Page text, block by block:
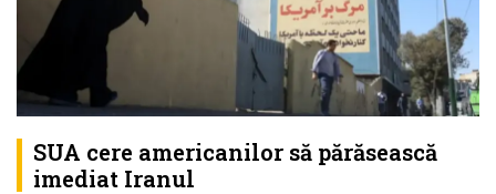
SUA cere americanilor să părăsească
imediat Iranul